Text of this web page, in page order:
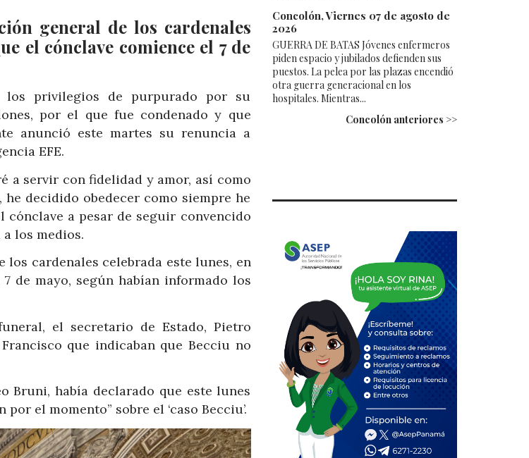
general de los cardenales
el cónclave comience el 7 de
los privilegios de purpurado por su
por el que fue condenado y que
anunció este martes su renuncia a
EFE.
a servir con fidelidad y amor, así como
decidido obedecer como siempre he
a pesar de seguir convencido
los medios.
cardenales celebrada este lunes, en
de mayo, según habían informado los
el secretario de Estado, Pietro
que indicaban que Becciu no
Bruni, había declarado que este lunes
el momento” sobre el ‘caso Becciu’.
Concolón, Viernes 07 de agosto de
2026
GUERRA DE BATAS Jóvenes enfermeros
piden espacio y jubilados defienden sus
puestos. La pelea por las plazas encendió
otra guerra generacional en los
hospitales. Mientras...
Concolón anteriores >>